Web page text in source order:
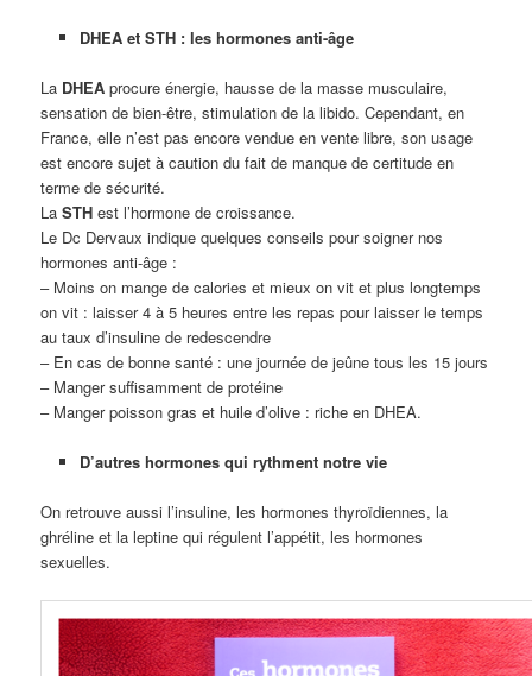
DHEA et STH : les hormones anti-âge
La DHEA procure énergie, hausse de la masse musculaire,
sensation de bien-être, stimulation de la libido. Cependant, en
France, elle n’est pas encore vendue en vente libre, son usage
est encore sujet à caution du fait de manque de certitude en
terme de sécurité.
LaSTH est l’hormone de croissance.
Le Dc Dervaux indique quelques conseils pour soigner nos
hormones anti-âge :
– Moins on mange de calories et mieux on vit et plus longtemps
on vit : laisser 4 à 5 heures entre les repas pour laisser le temps
au taux d’insuline de redescendre
– En cas de bonne santé : une journée de jeûne tous les 15 jours
– Manger suffisamment de protéine
– Manger poisson gras et huile d’olive : riche en DHEA.
D’autres hormones qui rythment notre vie
On retrouve aussi l’insuline, les hormones thyroïdiennes, la
ghréline et la leptine qui régulent l’appétit, les hormones
sexuelles.